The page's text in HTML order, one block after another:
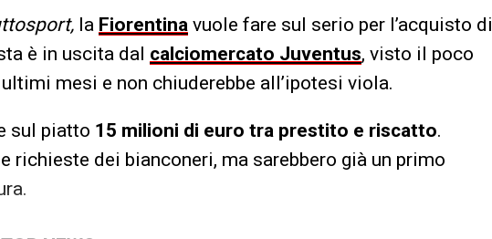
la Fiorentina vuole fare sul serio per l’acquisto di
è in uscita dal calciomercato Juventus, visto il poco
mesi e non chiuderebbe all’ipotesi viola.
sul piatto 15 milioni di euro tra prestito e riscatto.
richieste dei bianconeri, ma sarebbero già un primo